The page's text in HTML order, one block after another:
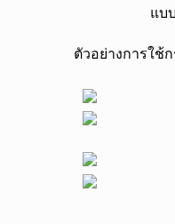
แบ
ตัวอย่างการใช้